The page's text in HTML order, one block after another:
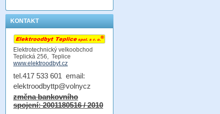
KONTAKT
Elektrotechnický velkoobchod
Teplická 256, Teplice
www.elektroodbyt.cz
tel.417 533 601 email:
elektroodbyttp@volnycz
změna bankovního
spojení: 2001180516 / 2010